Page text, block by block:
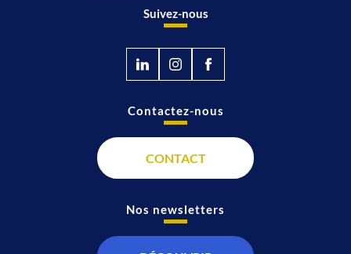
Suivez-nous
Contactez-nous
CONTACT
Nos newsletters